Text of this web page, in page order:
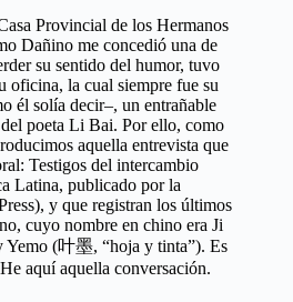
Provincial de los Hermanos
Dañino me concedió una de
su sentido del humor, tuvo
oficina, la cual siempre fue su
él solía decir–, un entrañable
poeta Li Bai. Por ello, como
aquella entrevista que
Testigos del intercambio
Latina, publicado por la
y que registran los últimos
cuyo nombre en chino era Ji
Yemo (叶墨, “hoja y tinta”). Es
aquí aquella conversación.